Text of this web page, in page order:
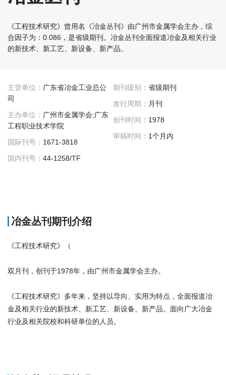
《工程技术研究》曾用名《冶金丛刊》由广州市金属学会主办，综
合因子为：0.086，是省级期刊。冶金丛刊全面报道冶金及相关行业
的新技术、新工艺、新设备、新产品。
主管单位： 广东省冶金工业总公
司
主办单位： 广州市金属学会;广东
工程职业技术学院
国际刊号： 1671-3818
国内刊号： 44-1258/TF
期刊级别： 省级期刊
发行周期： 月刊
创刊时间： 1978
审稿时间： 1个月内
冶金丛刊期刊介绍
《工程技术研究》（
双月刊，创刊于1978年，由广州市金属学会主办。
《工程技术研究》多年来，坚持以导向、实用为特点，全面报道冶
金及相关行业的新技术、新工艺、新设备、新产品。面向广大冶金
行业及相关院校和科研单位的人员。